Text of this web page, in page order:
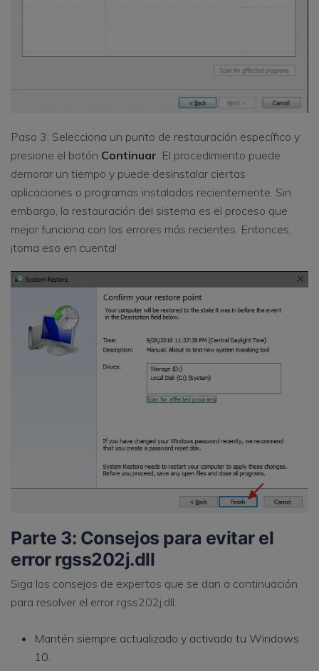
Paso 3: Selecciona un punto de restauración específico y
presione el botón Continuar . El procedimiento puede
demorar un tiempo y puede desinstalar ciertas
aplicaciones o programas instalados recientemente. Sin
embargo, la restauración del sistema es el proceso que
mejor funciona con los errores más recientes. Entonces,
¡toma eso en cuenta!
Parte 3: Consejos para evitar el
error rgss202j.dll
Siga los consejos de expertos que se dan a continuación
para resolver el error rgss202j.dll.
Mantén siempre actualizado y activado tu Windows
10.